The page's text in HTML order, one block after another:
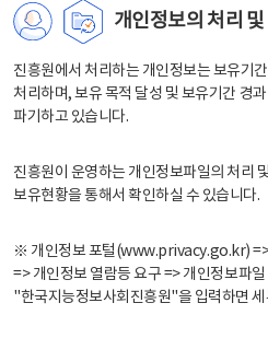
개인정보의 처리
진흥원에서 처리하는 개인정보는 보유기
처리하며, 보유 목적 달성 및 보유기간 경
파기하고 있습니다.
진흥원이 운영하는 개인정보파일의 처리
보유현황을 통해서 확인하실 수 있습니다.
※ 개인정보 포털(www.privacy.go.kr) =>
=> 개인정보 열람등 요구 => 개인정보파일
"한국지능정보사회진흥원"을 입력하면